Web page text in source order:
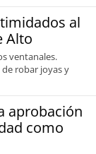
al
Alto
ventanales.
robar joyas y
aprobación
como